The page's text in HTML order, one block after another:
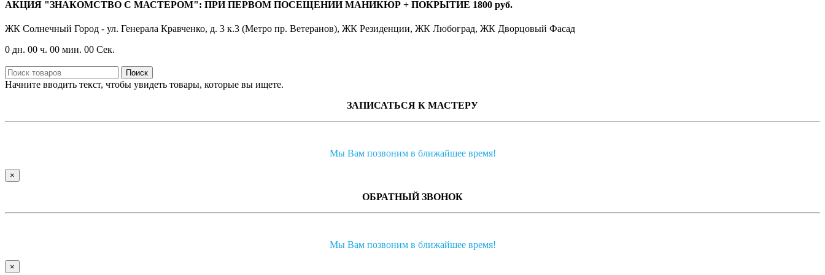
АКЦИЯ "ЗНАКОМСТВО С МАСТЕРОМ": ПРИ ПЕРВОМ ПОСЕЩЕНИИ МАНИКЮР + ПОКРЫТИЕ 1800 руб.
ЖК Солнечный Город - ул. Генерала Кравченко, д. 3 к.3 (Метро пр. Ветеранов), ЖК Резиденции, ЖК Любоград, ЖК Дворцовый Фасад
0 дн. 00 ч. 00 мин. 00 Сек.
Поиск
Начните вводить текст, чтобы увидеть товары, которые вы ищете.
ЗАПИСАТЬСЯ К МАСТЕРУ
Мы Вам позвоним в ближайшее время!
×
ОБРАТНЫЙ ЗВОНОК
Мы Вам позвоним в ближайшее время!
×